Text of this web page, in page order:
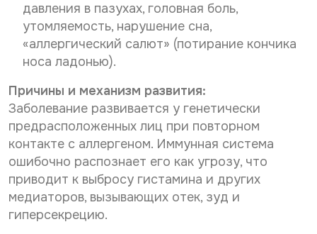
давления в пазухах, головная боль,
утомляемость, нарушение сна,
«аллергический салют» (потирание кончика
носа ладонью).
Причины и механизм развития:
Заболевание развивается у генетически
предрасположенных лиц при повторном
контакте с аллергеном. Иммунная система
ошибочно распознает его как угрозу, что
приводит к выбросу гистамина и других
медиаторов, вызывающих отек, зуд и
гиперсекрецию.